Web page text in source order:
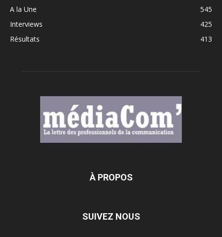
A la Une
545
Interviews
425
Résultats
413
À PROPOS
SUIVEZ NOUS